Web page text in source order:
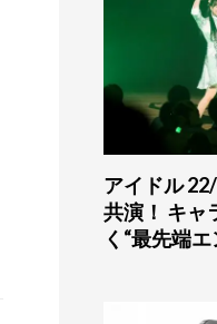
アイドル
共演！ キャ
く“最先端